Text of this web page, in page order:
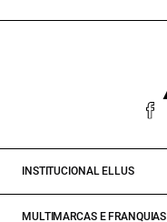
INSTITUCIONAL ELLUS
MULTIMARCAS E FRANQUIAS